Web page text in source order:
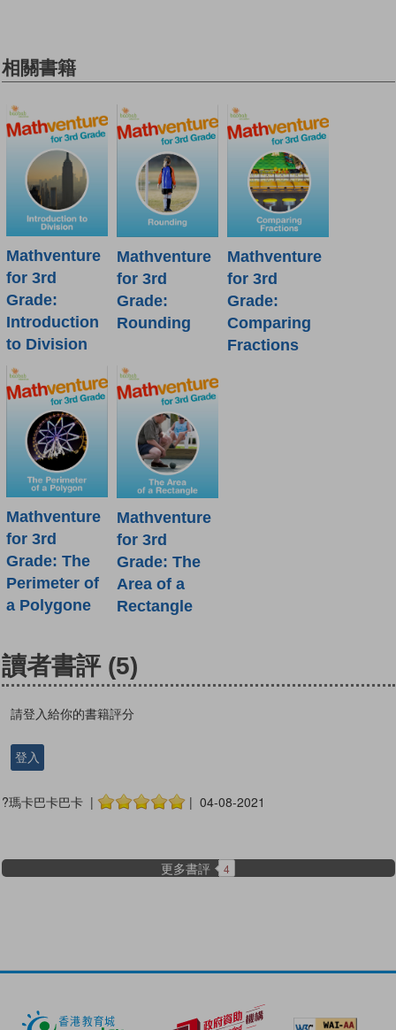
相關書籍
Mathventure
for 3rd
Grade:
Introduction
to Division
Mathventure
for 3rd
Grade:
Rounding
Mathventure
for 3rd
Grade:
Comparing
Fractions
Mathventure
for 3rd
Grade: The
Perimeter of
a Polygone
Mathventure
for 3rd
Grade: The
Area of a
Rectangle
讀者書評 (5)
請登入給你的書籍評分
登入
?瑪卡巴卡巴卡 | | 04-08-2021
更多書評 4